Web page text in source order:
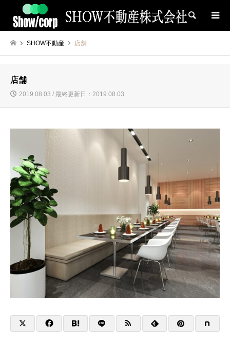
検索
SHOW不動産 店舗
店舗
2019.08.03 / 最終更新日：2019.08.03